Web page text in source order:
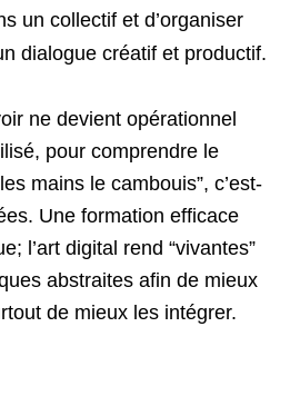
un collectif et d’organiser
dialogue créatif et productif.
ne devient opérationnel
pour comprendre le
mains le cambouis”, c’est-
Une formation efficace
l’art digital rend “vivantes”
abstraites afin de mieux
de mieux les intégrer.